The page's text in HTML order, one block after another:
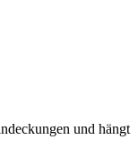
und hängt